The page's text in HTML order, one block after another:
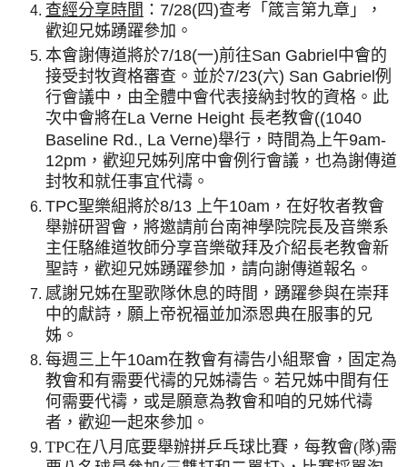
查經分享時間 ： 7/28(四)查考「箴言第九章」，
歡迎兄姊踴躍參加。
本會謝傳道將於7/18(一)前往San Gabriel 中會的
接受封牧資格審查。並於7/23(六) San Gabriel 例
行會議中，由全體中會代表接納封牧的資格。此
次中會將在La Verne Height 長老教會((1040
Baseline Rd., La Verne)舉行，時間為上午9am-
12pm ，歡迎兄姊列席中會例行會議，也為謝傳道
封牧和就任事宜代禱。
TPC聖樂組將於8/13 上午10am ，在好牧者教會
舉辦研習會，將邀請前台南神學院院長及音樂系
主任駱維道牧師分享音樂敬拜及介紹長老教會新
聖詩，歡迎兄姊踴躍參加，請向謝傳道報名。
感謝兄姊在聖歌隊休息的時間，踴躍參與在崇拜
中的獻詩，願上帝祝福並加添恩典在服事的兄
姊。
每週三上午10am在教會有禱告小組聚會，固定為
教會和有需要代禱的兄姊禱告。若兄姊中間有任
何需要代禱，或是願意為教會和咱的兄姊代禱
者，歡迎一起來參加。
TPC在八月底要舉辦拼乒乓球比賽，每教會(隊)需